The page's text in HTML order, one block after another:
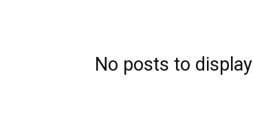
No posts to display